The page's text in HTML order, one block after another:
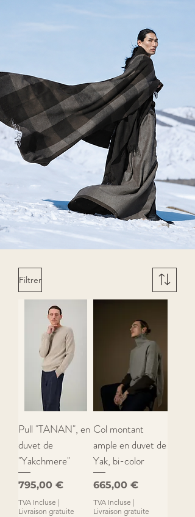
Filtrer
Pull "TANAN", en
duvet de
"Yakchmere"
Prix
795,00 €
TVA Incluse |
Livraison gratuite
Col montant
ample en duvet de
Yak, bi-color
Prix
665,00 €
TVA Incluse |
Livraison gratuite